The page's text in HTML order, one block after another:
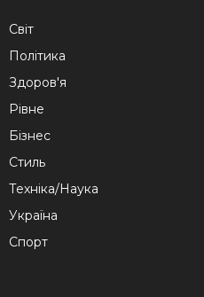
Cвіт
Політика
Здоров'я
Рівне
Бізнес
Стиль
Техніка/Наука
Україна
Спорт